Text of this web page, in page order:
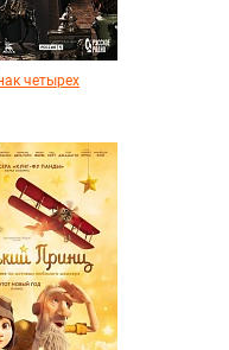
четырех